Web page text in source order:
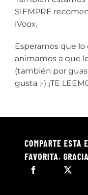
SIEMPRE
iVoox.
Esperamos que
animamos a que
(también por
gusta ;-) ¡TE
COMPARTE ESTA
FAVORITA.